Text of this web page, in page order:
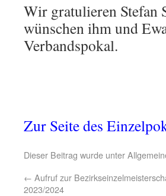
Wir gratulieren Stefan
wünschen ihm und
Verbandspokal.
Zur Seite des
Dieser Beitrag wurde unter
← Aufruf zur
2023/2024